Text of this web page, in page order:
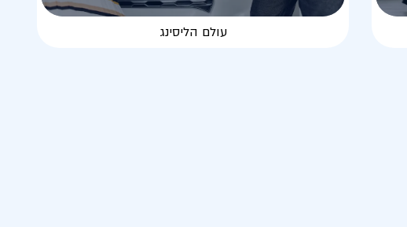
עולם הליסינג